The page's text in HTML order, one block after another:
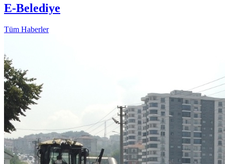
E-Belediye
Tüm Haberler